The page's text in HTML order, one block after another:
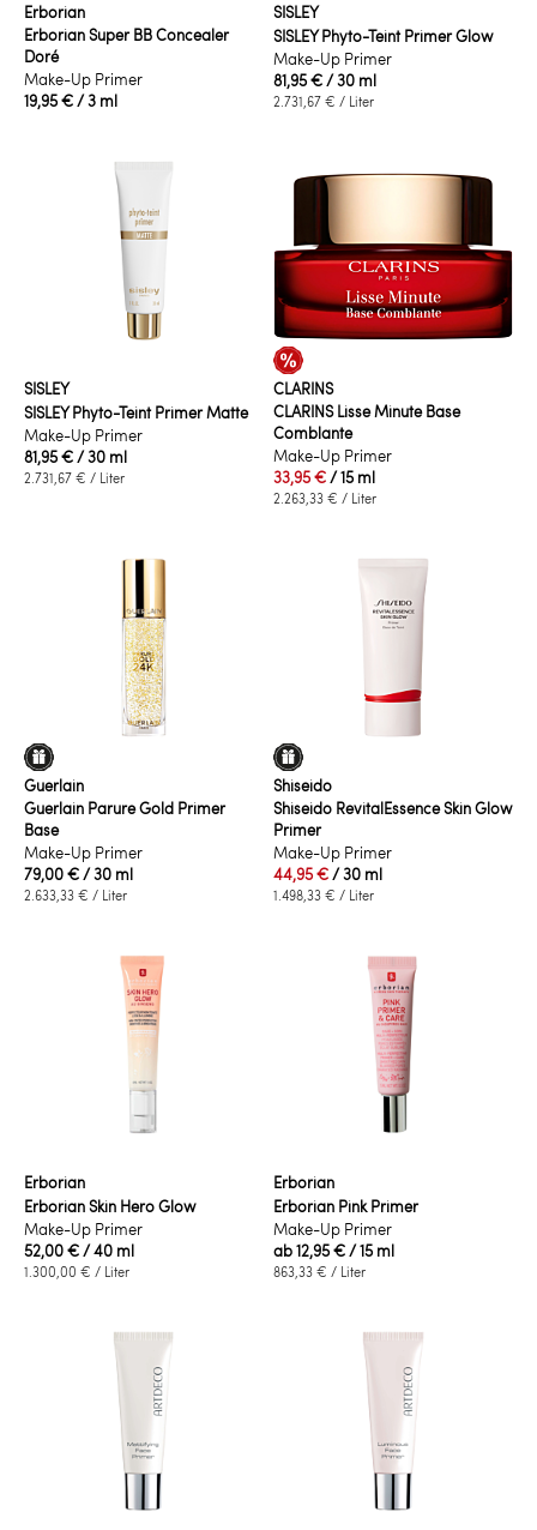
Erborian
Erborian Super BB Concealer
Doré
Make-Up Primer
19,95 €/ 3 ml
SISLEY
SISLEY Phyto-Teint Primer Glow
Make-Up Primer
81,95 €/ 30 ml
2.731,67 € / Liter
SISLEY
SISLEY Phyto-Teint Primer Matte
Make-Up Primer
81,95 €/ 30 ml
2.731,67 € / Liter
CLARINS
CLARINS Lisse Minute Base
Comblante
Make-Up Primer
33,95 €/ 15 ml
2.263,33 € / Liter
Guerlain
Guerlain Parure Gold Primer
Base
Make-Up Primer
79,00 €/ 30 ml
2.633,33 € / Liter
Shiseido
Shiseido RevitalEssence Skin Glow
Primer
Make-Up Primer
44,95 €/ 30 ml
1.498,33 € / Liter
Erborian
Erborian Skin Hero Glow
Make-Up Primer
52,00 €/ 40 ml
1.300,00 € / Liter
Erborian
Erborian Pink Primer
Make-Up Primer
ab12,95 €/ 15 ml
863,33 € / Liter